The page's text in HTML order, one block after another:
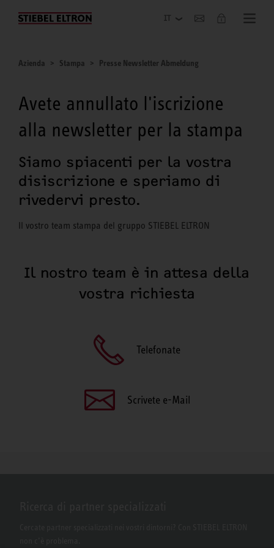
Azienda
Azienda Stampa Presse Newsletter Abmeldung
Avete annullato l'iscrizione
alla newsletter per la stampa
Siamo spiacenti per la vostra
disiscrizione e speriamo di
rivedervi presto.
Il vostro team stampa del gruppo STIEBEL ELTRON
Il nostro team è in attesa della
vostra richiesta
Telefonate
Scrivete e-Mail